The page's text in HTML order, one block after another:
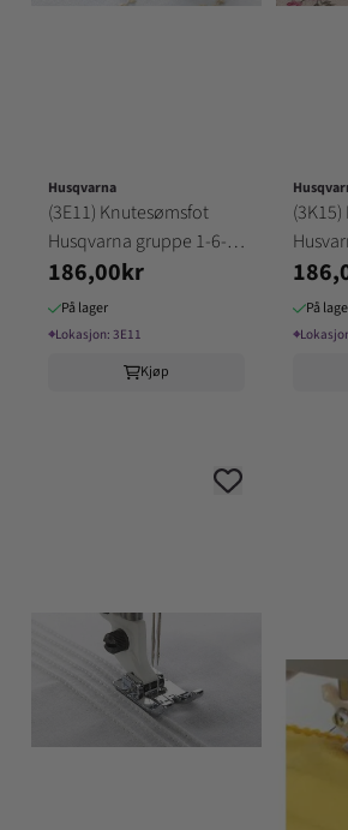
Husqvarna
(3E11) Knutesømsfot
Husqvarna gruppe 1-6-7-
8
186,00kr
På lager
⌖Lokasjon: 3E11
Kjøp
(3K15)
På
⌖